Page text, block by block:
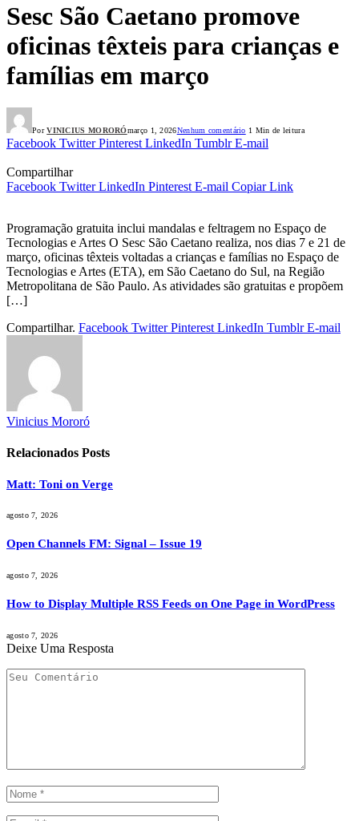
Sesc São Caetano promove
oficinas têxteis para crianças e
famílias em março
Por VINICIUS MORORÓmarço 1, 2026Nenhum comentário 1 Min de leitura
Facebook Twitter Pinterest LinkedIn Tumblr E-mail
Compartilhar
Facebook Twitter LinkedIn Pinterest E-mail Copiar Link
Programação gratuita inclui mandalas e feltragem no Espaço de
Tecnologias e Artes O Sesc São Caetano realiza, nos dias 7 e 21 de
março, oficinas têxteis voltadas a crianças e famílias no Espaço de
Tecnologias e Artes (ETA), em São Caetano do Sul, na Região
Metropolitana de São Paulo. As atividades são gratuitas e propõem
[…]
Compartilhar. Facebook Twitter Pinterest LinkedIn Tumblr E-mail
Vinicius Mororó
Relacionados Posts
Matt: Toni on Verge
agosto 7, 2026
Open Channels FM: Signal – Issue 19
agosto 7, 2026
How to Display Multiple RSS Feeds on One Page in WordPress
agosto 7, 2026
Deixe Uma Resposta